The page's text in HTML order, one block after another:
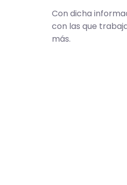
Con dicha
con las que
más.